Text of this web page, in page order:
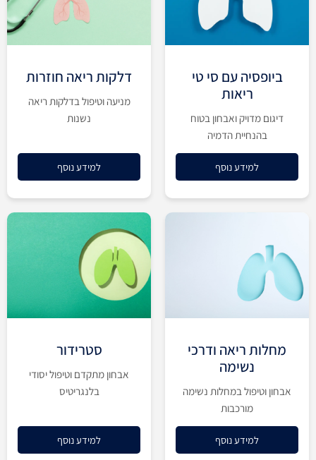
ביופסיה עם סי טי
ריאות
דיגום מדויק ואבחון בטוח
בהנחיית הדמיה
למידע נוסף
דלקות ריאה חוזרות
מניעה וטיפול בדלקות ריאה
נשנות
למידע נוסף
מחלות ריאה ודרכי
נשימה
אבחון וטיפול במחלות נשימה
מורכבות
למידע נוסף
סטרידור
אבחון מתקדם וטיפול יסודי
בלנגריטיס
למידע נוסף